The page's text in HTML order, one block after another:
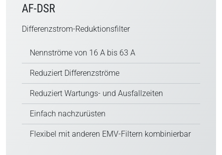
AF-DSR
Differenzstrom-Reduktionsfilter
Nennströme von 16 A bis 63 A
Reduziert Differenzströme
Reduziert Wartungs- und Ausfallzeiten
Einfach nachzurüsten
Flexibel mit anderen EMV-Filtern kombinierbar